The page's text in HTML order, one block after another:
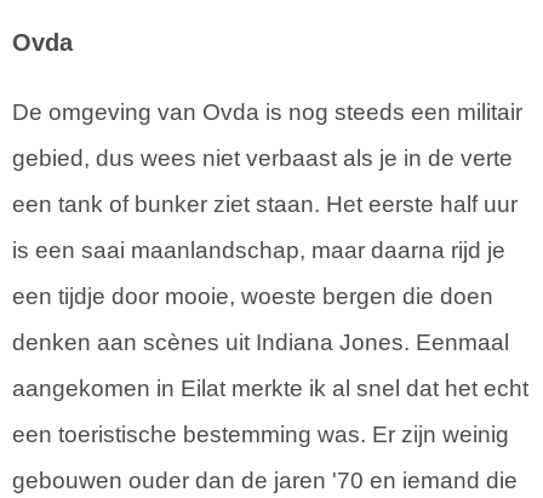
Ovda
De omgeving van Ovda is nog steeds een militair
gebied, dus wees niet verbaast als je in de verte
een tank of bunker ziet staan. Het eerste half uur
is een saai maanlandschap, maar daarna rijd je
een tijdje door mooie, woeste bergen die doen
denken aan scènes uit Indiana Jones. Eenmaal
aangekomen in Eilat merkte ik al snel dat het echt
een toeristische bestemming was. Er zijn weinig
gebouwen ouder dan de jaren '70 en iemand die